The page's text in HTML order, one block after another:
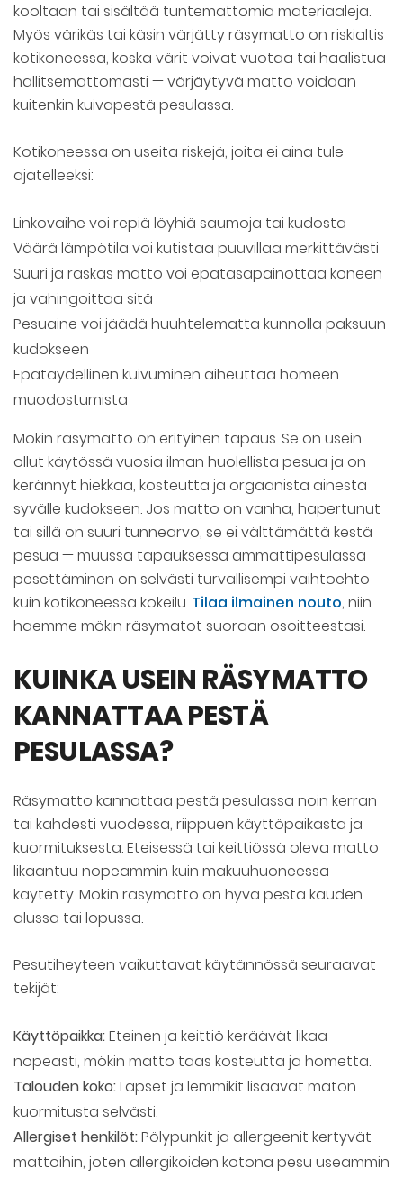
kooltaan tai sisältää tuntemattomia materiaaleja.
Myös värikäs tai käsin värjätty räsymatto on riskialtis
kotikoneessa, koska värit voivat vuotaa tai haalistua
hallitsemattomasti — värjäytyvä matto voidaan
kuitenkin kuivapestä pesulassa.
Kotikoneessa on useita riskejä, joita ei aina tule
ajatelleeksi:
Linkovaihe voi repiä löyhiä saumoja tai kudosta
Väärä lämpötila voi kutistaa puuvillaa merkittävästi
Suuri ja raskas matto voi epätasapainottaa koneen
ja vahingoittaa sitä
Pesuaine voi jäädä huuhtelematta kunnolla paksuun
kudokseen
Epätäydellinen kuivuminen aiheuttaa homeen
muodostumista
Mökin räsymatto on erityinen tapaus. Se on usein
ollut käytössä vuosia ilman huolellista pesua ja on
kerännyt hiekkaa, kosteutta ja orgaanista ainesta
syvälle kudokseen. Jos matto on vanha, hapertunut
tai sillä on suuri tunnearvo, se ei välttämättä kestä
pesua — muussa tapauksessa ammattipesulassa
pesettäminen on selvästi turvallisempi vaihtoehto
kuin kotikoneessa kokeilu. Tilaa ilmainen nouto, niin
haemme mökin räsymatot suoraan osoitteestasi.
KUINKA USEIN RÄSYMATTO
KANNATTAA PESTÄ
PESULASSA?
Räsymatto kannattaa pestä pesulassa noin kerran
tai kahdesti vuodessa, riippuen käyttöpaikasta ja
kuormituksesta. Eteisessä tai keittiössä oleva matto
likaantuu nopeammin kuin makuuhuoneessa
käytetty. Mökin räsymatto on hyvä pestä kauden
alussa tai lopussa.
Pesutiheyteen vaikuttavat käytännössä seuraavat
tekijät:
Käyttöpaikka:Eteinen ja keittiö keräävät likaa
nopeasti, mökin matto taas kosteutta ja hometta.
Talouden koko:Lapset ja lemmikit lisäävät maton
kuormitusta selvästi.
Allergiset henkilöt:Pölypunkit ja allergeenit kertyvät
mattoihin, joten allergikoiden kotona pesu useammin